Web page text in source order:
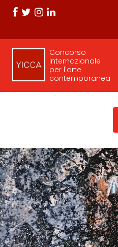
Concorso
internazionale
per l'arte
contemporanea